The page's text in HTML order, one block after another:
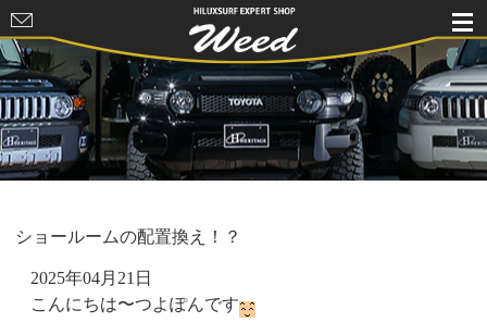
HILUXSURF
EXPERT
SHOP Weed
ショールームの配置換え！？
2025年04月21日
こんにちは〜つよぽんです